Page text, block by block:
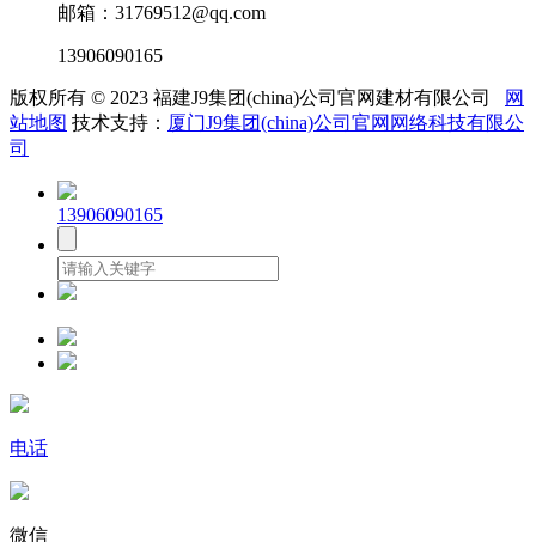
邮箱：31769512@qq.com
13906090165
版权所有 © 2023 福建J9集团(china)公司官网建材有限公司
网
站地图 技术支持： 厦门J9集团(china)公司官网网络科技有限公
司
13906090165
电话
微信